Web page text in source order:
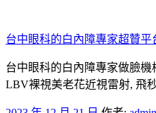
至
主
要
內
台中眼科的白內障專家超贊平
台中眼科的白內障專家做臉
LBV裸視美老花近視雷射, 飛